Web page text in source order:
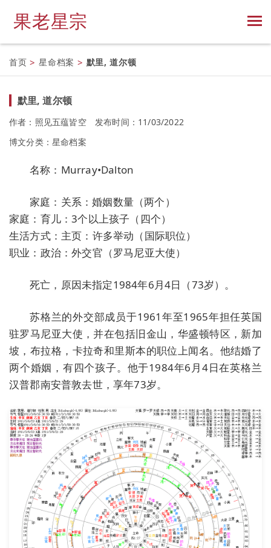
果老星宗
首页 > 星命档案 > 默里, 道尔顿
默里, 道尔顿
作者：照见五蕴皆空
发布时间：11/03/2022
博文分类： 星命档案
名称：Murray•Dalton
家庭：关系：婚姻数量（两个）
家庭：育儿：3个以上孩子（四个）
生活方式：主页：许多举动（国际职位）
职业：政治：外交官（罗马尼亚大使）
死亡，原因未指定1984年6月4日（73岁）。
苏格兰的外交部成员于1961年至1965年担任英国
驻罗马尼亚大使，并在包括旧金山，华盛顿特区，新加
坡，布拉格，卡拉奇和里斯本的职位上闻名。他结婚了
两个婚姻，有四个孩子。他于1984年6月4日在英格兰
汉普郡南安普敦去世，享年73岁。